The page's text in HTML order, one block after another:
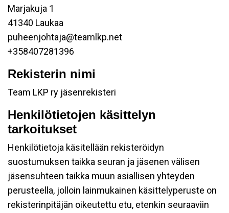
Marjakuja 1
41340 Laukaa
puheenjohtaja@teamlkp.net
+358407281396
Rekisterin nimi
Team LKP ry jäsenrekisteri
Henkilötietojen käsittelyn
tarkoitukset
Henkilötietoja käsitellään rekisteröidyn
suostumuksen taikka seuran ja jäsenen välisen
jäsensuhteen taikka muun asiallisen yhteyden
perusteella, jolloin lainmukainen käsittelyperuste on
rekisterinpitäjän oikeutettu etu, etenkin seuraaviin